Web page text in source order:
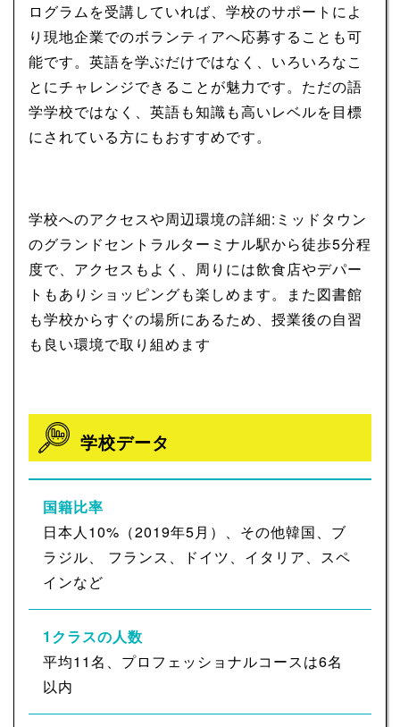
ログラムを受講していれば、学校のサポートによ
り現地企業でのボランティアへ応募することも可
能です。英語を学ぶだけではなく、いろいろなこ
とにチャレンジできることが魅力です。ただの語
学学校ではなく、英語も知識も高いレベルを目標
にされている方にもおすすめです。
学校へのアクセスや周辺環境の詳細:ミッドタウン
のグランドセントラルターミナル駅から徒歩5分程
度で、アクセスもよく、周りには飲食店やデパー
トもありショッピングも楽しめます。また図書館
も学校からすぐの場所にあるため、授業後の自習
も良い環境で取り組めます
学校データ
国籍比率
日本人10%（2019年5月）、その他韓国、ブ
ラジル、 フランス、ドイツ、イタリア、スペ
インなど
1クラスの人数
平均11名、プロフェッショナルコースは6名
以内